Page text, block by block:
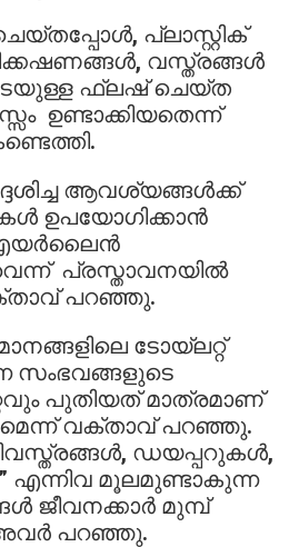
പ്ലാസ്റ്റിക്
വസ്ത്രങ്ങൾ
ഫ്ലഷ് ചെയ്ത
ഉണ്ടാക്കിയതെന്ന്
ആവശ്യങ്ങൾക്ക്
ഉപയോഗിക്കാൻ
എയർലൈൻ
പ്രസ്താവനയിൽ
പറഞ്ഞു.
ടോയ്‌ലറ്റ്
പുതിയത് മാത്രമാണ്
വക്താവ് പറഞ്ഞു.
ഡയപ്പറുകൾ,
എന്നിവ മൂലമുണ്ടാകുന്ന
ജീവനക്കാർ മുമ്പ്
അവർ പറഞ്ഞു.